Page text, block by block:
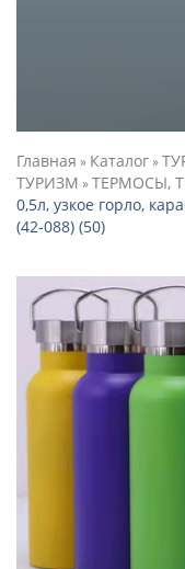
Главная » Каталог»
ТУРИЗМ »ТЕРМОСЫ,
0,5л, узкое горло,
(42-088) (50)